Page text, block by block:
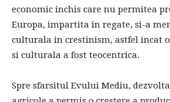
economic inchis care nu permitea
Europa, impartita in regate, si-a
culturala in crestinism, astfel incat
si culturala a fost teocentrica.
Spre sfarsitul Evului Mediu,